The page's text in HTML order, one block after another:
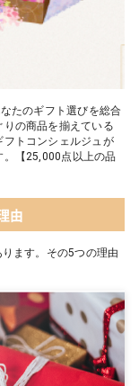
たのギフト選びを総合
の商品を揃えている
トコンシェルジュが
。【25,000点以上の品
由
ます。その5つの理由